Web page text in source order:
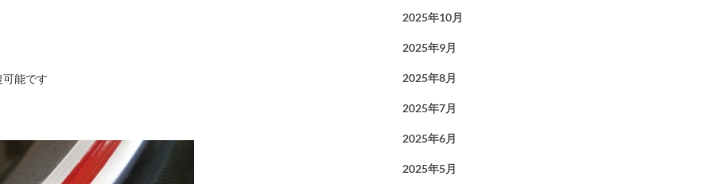
能です
2025年10月
2025年9月
2025年8月
2025年7月
2025年6月
2025年5月